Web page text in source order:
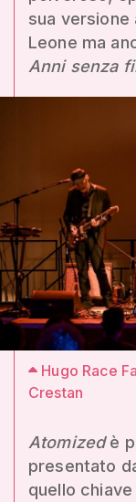
sua versione
Leone ma
Anni senza
Hugo Race
Crestan
Atomizedè
presentato
quello